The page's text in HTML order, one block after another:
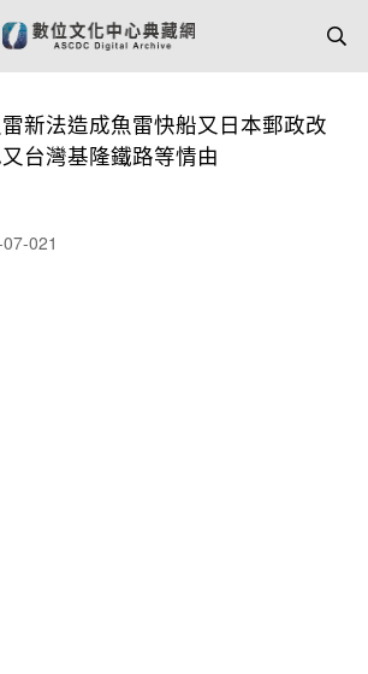
新法造成魚雷快船又日本郵政改
台灣基隆鐵路等情由
021